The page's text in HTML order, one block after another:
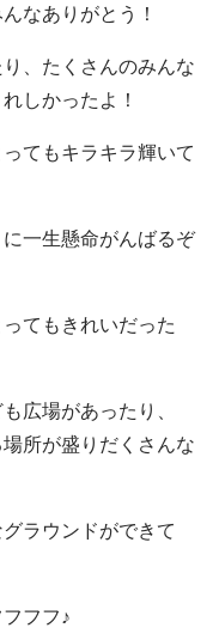
なありがとう！
、たくさんのみんな
しかったよ！
てもキラキラ輝いて
一生懸命がんばるぞ
てもきれいだった
広場があったり、
所が盛りだくさんな
ラウンドができて
フフ♪